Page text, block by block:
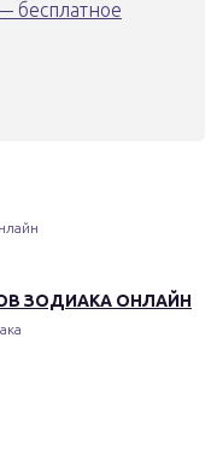
бесплатное
ЗОДИАКА ОНЛАЙН